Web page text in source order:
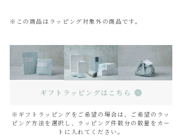
※この商品はラッピング対象外の商品です。
ギフトラッピングはこちら
※ギフトラッピングをご希望の場合は、ご希望のラッ
ピング方法を選択し、ラッピング件数分の数量をカー
トに入れてください。